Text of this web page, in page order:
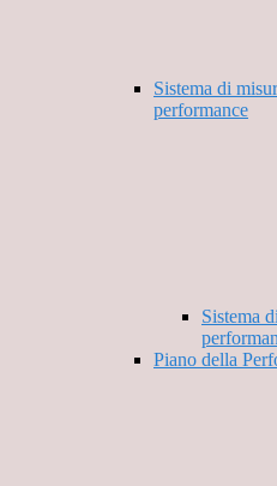
Sistema di
performance
Sistema
Piano della